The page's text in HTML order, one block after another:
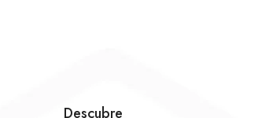
Descubre